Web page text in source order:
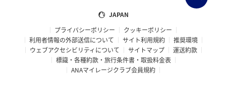
JAPAN
プライバシーポリシー
クッキーポリシー
利用者情報の外部送信について
サイト利用規約
推奨環境
ウェブアクセシビリティについて
サイトマップ
運送約款
標識・各種約款・旅行条件書・取扱料金表
ANAマイレージクラブ会員規約